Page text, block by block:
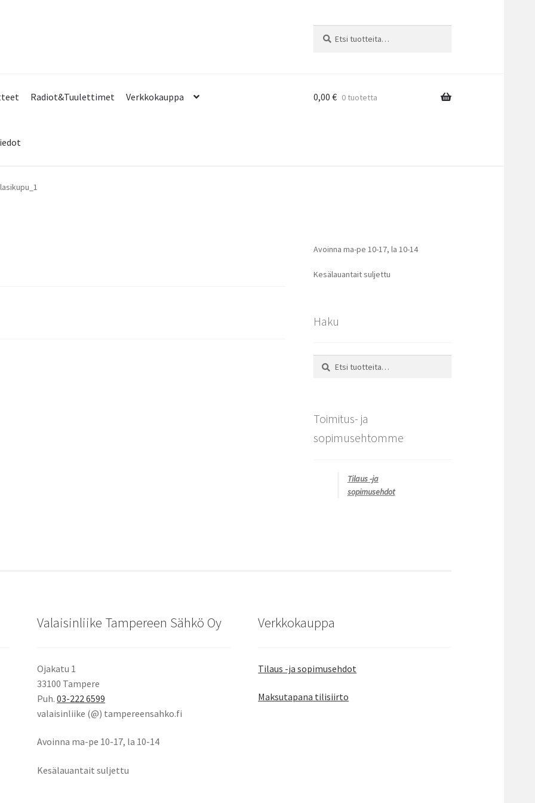
Radiot&Tuulettimet Verkkokauppa 0,00 € 0 tuotetta
lasikupu_1
Avoinna ma-pe 10-17, la 10-14
Kesälauantait suljettu
Haku
Etsi:
Haku
Toimitus- ja
sopimusehtomme
Tilaus -ja
sopimusehdot
Valaisinliike Tampereen Sähkö Oy
Ojakatu 1
33100 Tampere
Puh.03-222 6599
valaisinliike (@) tampereensahko.fi
Avoinna ma-pe 10-17, la 10-14
Kesälauantait suljettu
Verkkokauppa
Tilaus -ja sopimusehdot
Maksutapana tilisiirto